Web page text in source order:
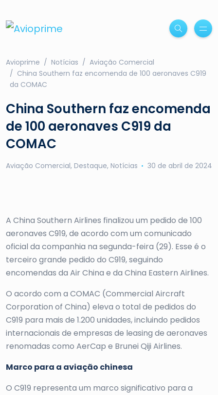
Avioprime Notícias
Aviação Comercial
China Southern faz encomenda de 100 aeronaves C919
da COMAC
China Southern faz encomenda
de 100 aeronaves C919 da
COMAC
Aviação Comercial, Destaque, Notícias 30 de abril de 2024
A China Southern Airlines finalizou um pedido de 100
aeronaves C919, de acordo com um comunicado
oficial da companhia na segunda-feira (29). Esse é o
terceiro grande pedido do C919, seguindo
encomendas da Air China e da China Eastern Airlines.
O acordo com a COMAC (Commercial Aircraft
Corporation of China) eleva o total de pedidos do
C919 para mais de 1.200 unidades, incluindo pedidos
internacionais de empresas de leasing de aeronaves
renomadas como AerCap e Brunei Qiji Airlines.
Marco para a aviação chinesa
O C919 representa um marco significativo para a